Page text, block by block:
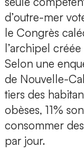
d’outre-mer
le Congrès
l’archipel
Selon une
de Nouvelle-
tiers des
obèses, 11%
consommer
par jour.